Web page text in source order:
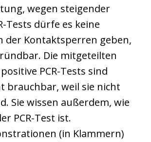
wegen steigender
Tests dürfe es keine
der Kontaktsperren geben,
Die mitgeteilten
PCR-Tests sind
brauchbar, weil sie nicht
Sie wissen außerdem, wie
PCR-Test ist.
(in Klammern)